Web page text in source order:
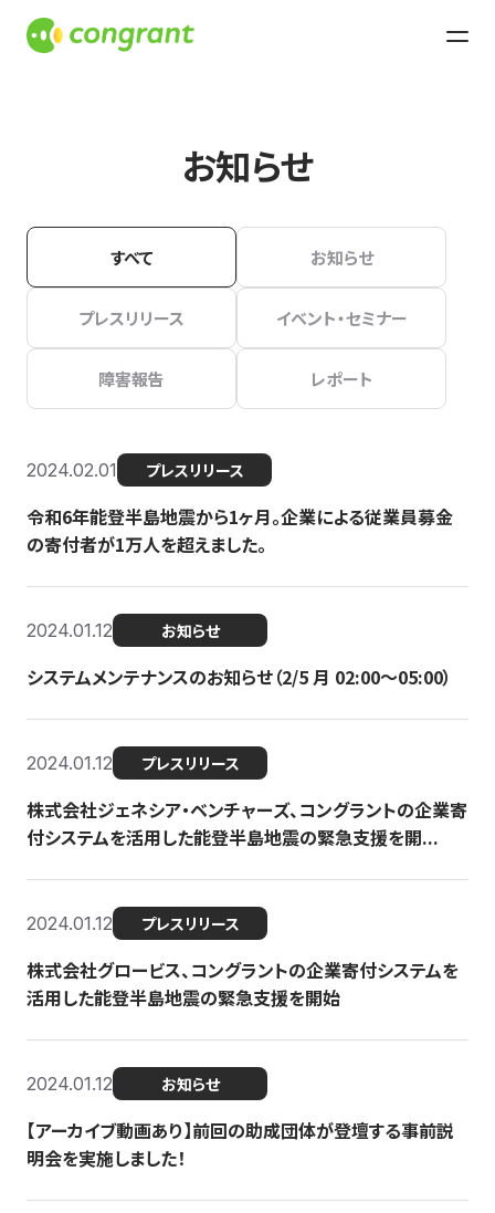
お知らせ
すべて お知らせ
プレスリリース イベント・セミナー
障害報告 レポート
2024.02.01 プレスリリース
令和6年能登半島地震から1ヶ月。企業による従業員募金
の寄付者が1万人を超えました。
2024.01.12 お知らせ
システムメンテナンスのお知らせ（2/5 月 02:00〜05:00）
2024.01.12 プレスリリース
株式会社ジェネシア・ベンチャーズ、コングラントの企業寄
付システムを活用した能登半島地震の緊急支援を開...
2024.01.12 プレスリリース
株式会社グロービス、コングラントの企業寄付システムを
活用した能登半島地震の緊急支援を開始
2024.01.12 お知らせ
【アーカイブ動画あり】前回の助成団体が登壇する事前説
明会を実施しました！